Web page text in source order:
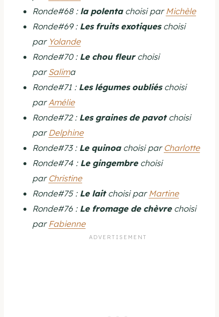
Ronde#68 : la polentachoisi parMichèle
Ronde#69 : Les fruits exotiqueschoisi
par Yolande
Ronde#70 : Le chou fleurchoisi
parSalima
Ronde#71 : Les légumes oubliéschoisi
parAmélie
Ronde#72 : Les graines de pavotchoisi
parDelphine
Ronde#73 : Le quinoachoisi parCharlotte
Ronde#74 : Le gingembrechoisi
parChristine
Ronde#75 : Le laitchoisi parMartine
Ronde#76 : Le fromage de chèvrechoisi
parFabienne